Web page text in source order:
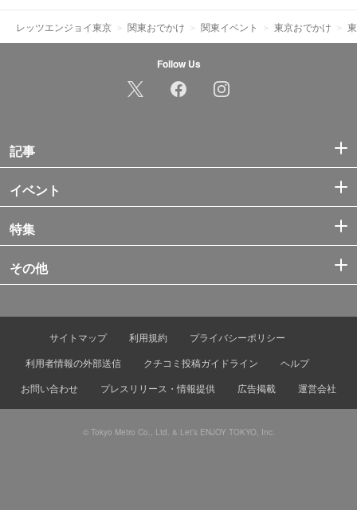
レッツエンジョイ東京 関東おでかけ 関東イベント 東京おでかけ
Follow Us
記事
イベント
特集
その他
サイトマップ 利用規約
プライバシーポリシー
利用者情報の外部送信
クチコミ投稿ガイドライン
ヘルプ
お問い合わせ
プレスリリース・情報提供 広告掲載 運営会社
© Tokyo Metro Co., Ltd. & Let’s ENJOY TOKYO, Inc.